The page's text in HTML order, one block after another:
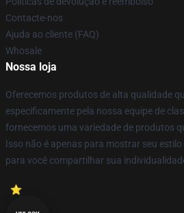
Contacte-nos
Ajuda ao cliente (FAQ)
Whosale
Nossa loja
Oferecemos produtos de alta qualidade
especificamente pela nossa equipe de
fornecemos uma variedade de produtos
Isso não é apenas para mostrar seu
para você compartilhar sua